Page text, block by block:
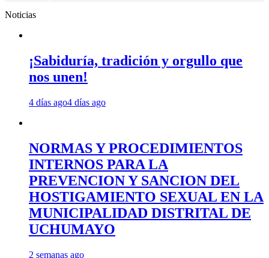
Noticias
¡Sabiduría, tradición y orgullo que
nos unen!
4 días ago4 días ago
NORMAS Y PROCEDIMIENTOS
INTERNOS PARA LA
PREVENCION Y SANCION DEL
HOSTIGAMIENTO SEXUAL EN LA
MUNICIPALIDAD DISTRITAL DE
UCHUMAYO
2 semanas ago